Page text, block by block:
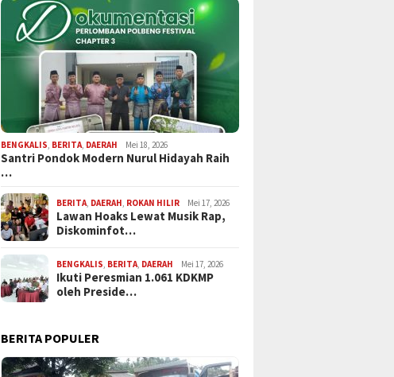
BENGKALIS BERITA DAERAH Mei 18, 2026
Santri Pondok Modern Nurul Hidayah Raih
…
BERITA DAERAH ROKAN HILIR Mei 17, 2026
Lawan Hoaks Lewat Musik Rap,
Diskominfot…
BENGKALIS BERITA DAERAH Mei 17, 2026
Ikuti Peresmian 1.061 KDKMP
oleh Preside…
BERITA POPULER